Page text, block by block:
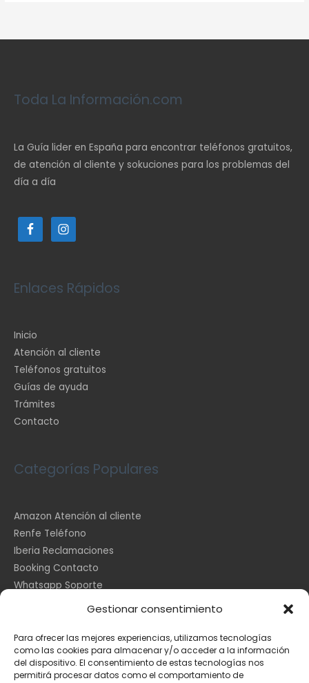
Gestionar consentimiento
Para ofrecer las mejores experiencias, utilizamos tecnologías
como las cookies para almacenar y/o acceder a la información
del dispositivo. El consentimiento de estas tecnologías nos
permitirá procesar datos como el comportamiento de
Toda La Información.com
La Guía lider en España para encontrar teléfonos gratuitos,
de atención al cliente y sokuciones para los problemas del
día a día
Enlaces Rápidos
Inicio
Atención al cliente
Teléfonos gratuitos
Guías de ayuda
Trámites
Contacto
Categorías Populares
Amazon Atención al cliente
Renfe Teléfono
Iberia Reclamaciones
Booking Contacto
Whatsapp Soporte
Información Legal